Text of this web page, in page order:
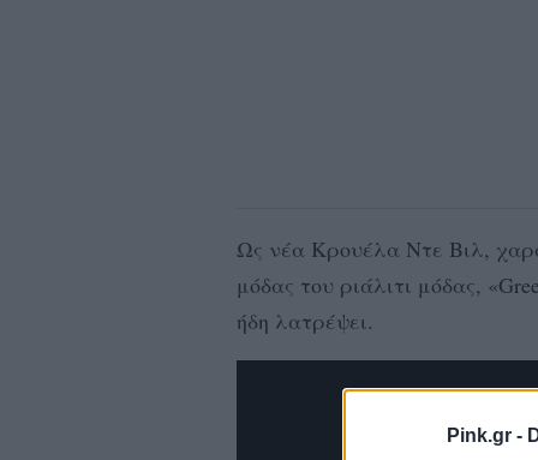
Pink.gr -
Ως νέα Κρουέλα Ντε Βιλ,
μόδας του ριάλιτι μόδας,
ήδη λατρέψει.